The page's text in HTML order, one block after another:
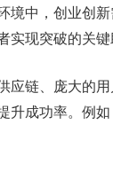
境中，创业创
实现突破的关键
应链、庞大的
升成功率。例